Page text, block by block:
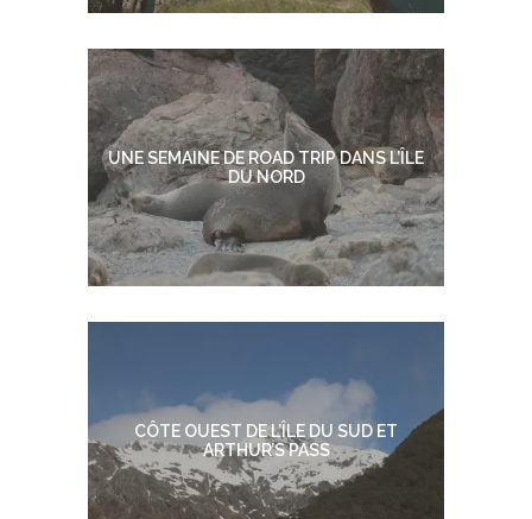
UNE SEMAINE DE ROAD TRIP DANS L’ÎLE
DU NORD
CÔTE OUEST DE L’ÎLE DU SUD ET
ARTHUR’S PASS